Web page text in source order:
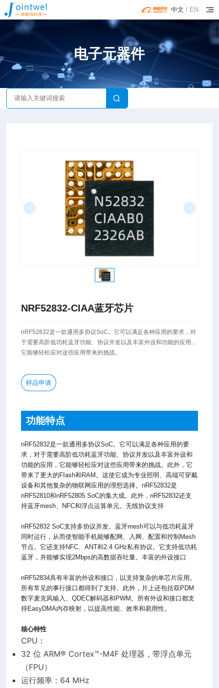
中文 / EN
电子元器件
NRF52832-CIAA蓝牙芯片
nRF52832是一款通用多协议SoC。它可以满足各种应用的要求，对
于需要高阶低功耗蓝牙功能、协议并发以及丰富外设和功能的应用，
它能够轻松应对这些应用带来的挑战。
样品申请
功能特点
nRF52832是一款通用多协议SoC。它可以满足各种应用的要
求，对于需要高阶低功耗蓝牙功能、协议并发以及丰富外设和
功能的应用，它能够轻松应对这些应用带来的挑战。此外，它
带来了更大的FIash和RAM。这使它成为专业照明、高端可穿戴
设备和其他复杂的物联网应用的理想选择。nRF52832是
nRF52810和nRF52805 SoC的集大成。此外，nRF52832还支
持蓝牙mesh、NFC和浮点运算单元。无线协议支持
nRF52832 SoC支持多协议并发。蓝牙mesh可以与低功耗蓝牙
同时运行，从而使智能手机能够配网、入网、配置和控制Mesh
节点。它还支持NFC、ANT和2.4 GHz私有协议。它支持低功耗
蓝牙，并能够实现2Mbps的高数据吞吐量。丰富的外设接口
nRF52834具有丰富的外设和接口，以支持复杂的单芯片应用。
所有常见的事行接口都得到了支持。此外，片上还包括双PDM
数字麦克风输入、QDEC解码器和PWM。所有外设和接口都支
持EasyDMA内存映射，以提高性能、效率和易用性。
核心特性
CPU：
32 位 ARM® Cortex™-M4F 处理器，带浮点单元
（FPU）
运行频率：64 MHz